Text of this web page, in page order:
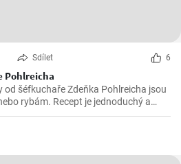
Sdílet 6
Pohlreicha
od šéfkuchaře Zdeňka Pohlreicha jsou
rybám. Recept je jednoduchý a